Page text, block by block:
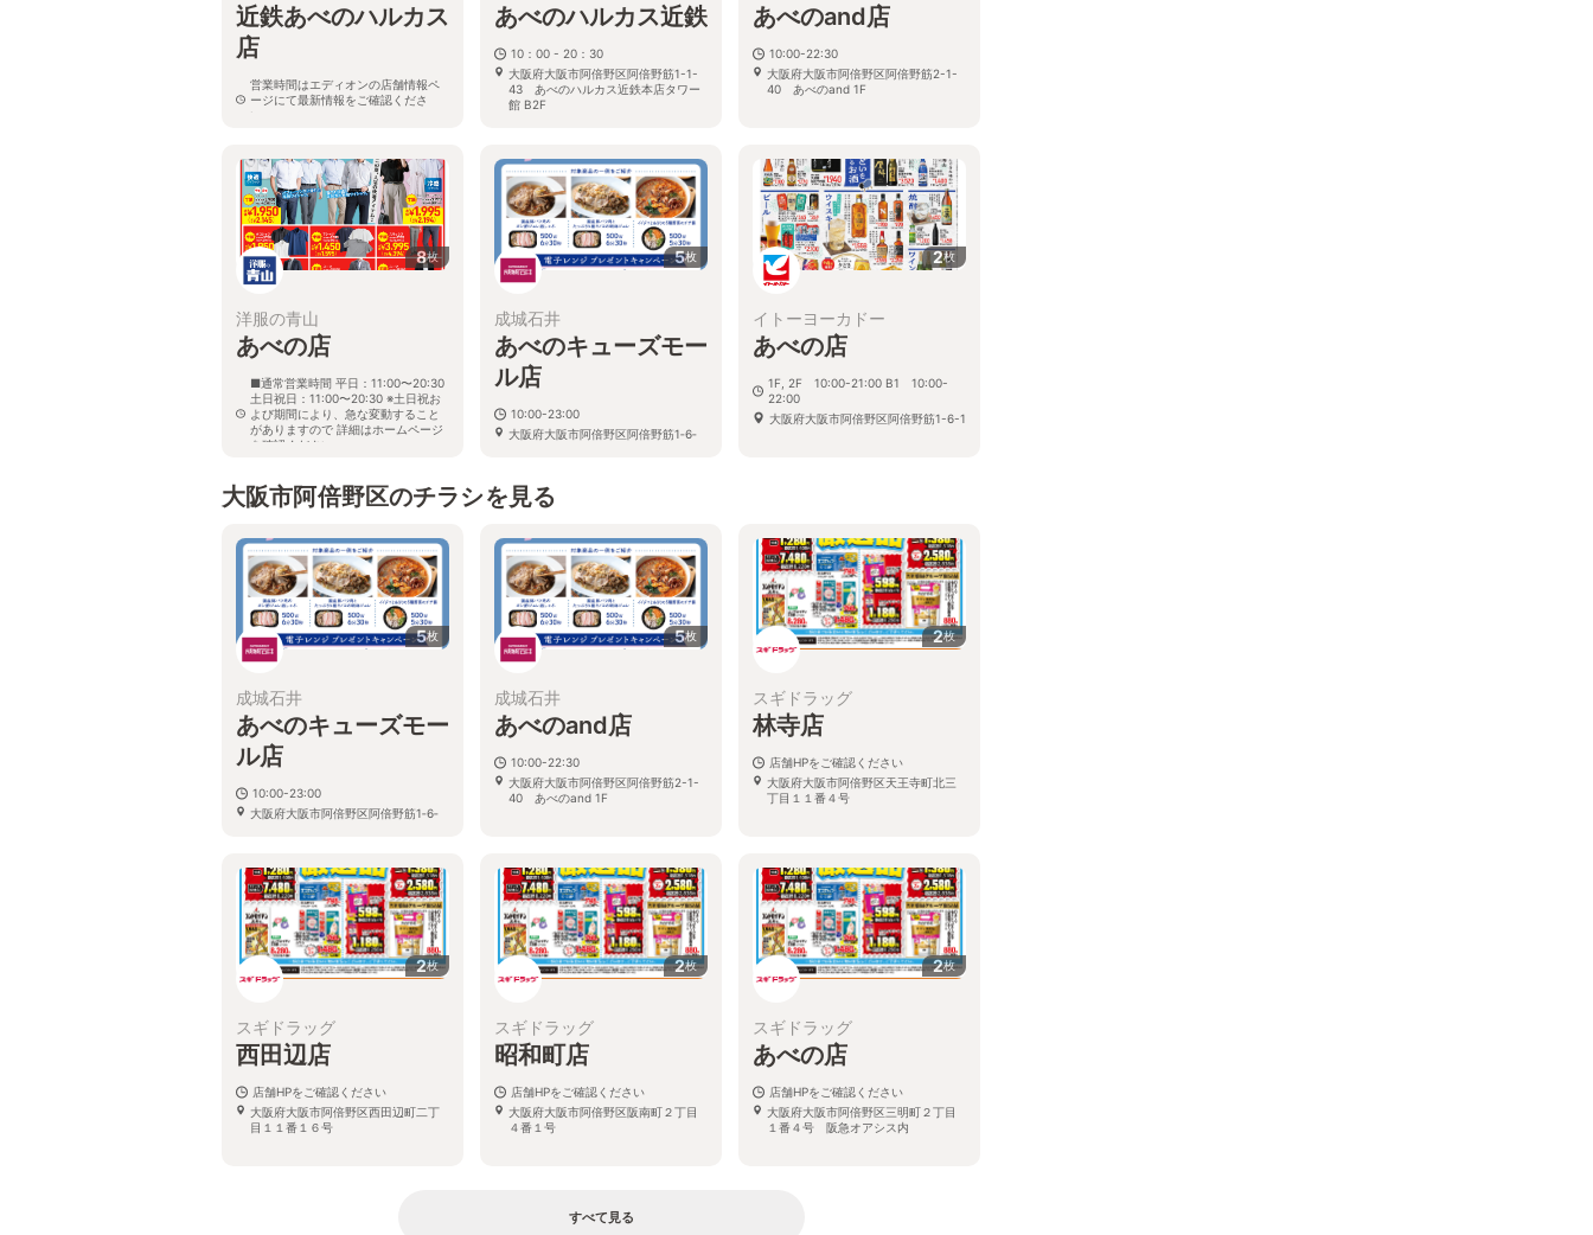
近鉄あべのハルカス
店
営業時間はエディオンの店舗情報ペ
ージにて最新情報をご確認くださ
い。
グﾞ館3.5階
あべのハルカス近鉄
10：00 - 20：30
大阪府大阪市阿倍野区阿倍野筋1-1-
43 あべのハルカス近鉄本店タワー
館 B2F
あべのand店
10:00-22:30
大阪府大阪市阿倍野区阿倍野筋2-1-
40 あべのand 1F
8枚
洋服の青山
あべの店
■通常営業時間 平日：11:00〜20:30
土日祝日：11:00〜20:30 ※土日祝お
よび期間により、急な変動すること
がありますので 詳細はホームページ
を確認ください
5枚
成城石井
あべのキューズモー
ル店
10:00-23:00
大阪府大阪市阿倍野区阿倍野筋1‐6‐
2枚
イトーヨーカドー
あべの店
1F, 2F 10:00-21:00 B1 10:00-
22:00
大阪府大阪市阿倍野区阿倍野筋1-6-1
大阪市阿倍野区のチラシを見る
5枚
成城石井
あべのキューズモー
ル店
10:00-23:00
大阪府大阪市阿倍野区阿倍野筋1‐6‐
5枚
成城石井
あべのand店
10:00-22:30
大阪府大阪市阿倍野区阿倍野筋2-1-
40 あべのand 1F
2枚
スギドラッグ
林寺店
店舗HPをご確認ください
大阪府大阪市阿倍野区天王寺町北三
丁目１１番４号
2枚
スギドラッグ
西田辺店
店舗HPをご確認ください
大阪府大阪市阿倍野区西田辺町二丁
目１１番１６号
2枚
スギドラッグ
昭和町店
店舗HPをご確認ください
大阪府大阪市阿倍野区阪南町２丁目
４番１号
2枚
スギドラッグ
あべの店
店舗HPをご確認ください
大阪府大阪市阿倍野区三明町２丁目
１番４号 阪急オアシス内
すべて見る